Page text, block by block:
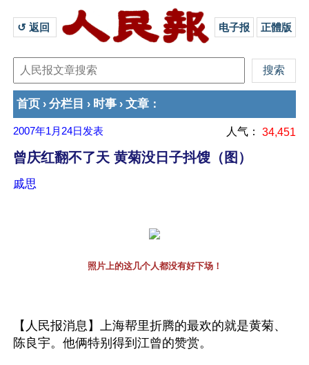
↺ 返回 电子报 正體版
首页 › 分栏目 › 时事 › 文章 ：
2007年1月24日 发表 人气： 34,451
曾庆红翻不了天 黄菊没日子抖馊（图）
戚思
照片上的这几个人都没有好下场！
【人民报消息】上海帮里折腾的最欢的就是黄菊、
陈良宇。他俩特别得到江曾的赞赏。